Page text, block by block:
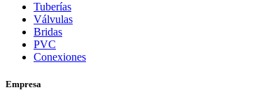
Tuberías
Válvulas
Bridas
PVC
Conexiones
Empresa